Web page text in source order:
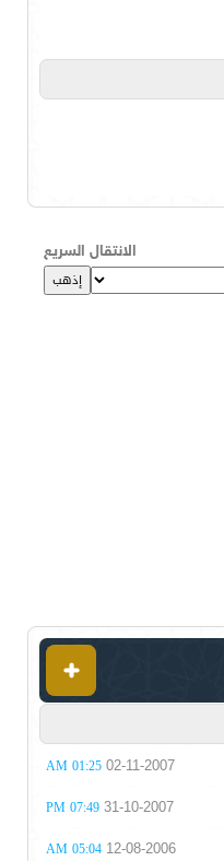
الانتقال السريع
02-11-2007
01:25 AM
31-10-2007
07:49 PM
12-08-2006
05:04 AM